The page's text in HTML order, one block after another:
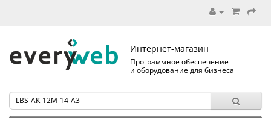
Интернет-магазин
Программное обеспечение
и оборудование для бизнеса